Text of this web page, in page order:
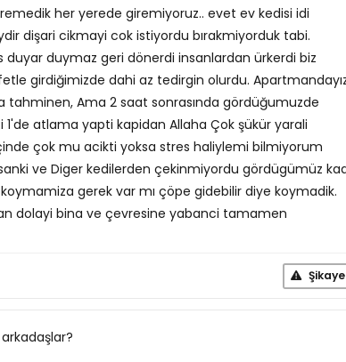
her yerede giremiyoruz.. evet ev kedisi idi
dişari cikmayi cok istiyordu bırakmiyorduk tabi.
duymaz geri dönerdi insanlardan ürkerdi biz
girdiğimizde dahi az tedirgin olurdu.
tahminen, Ama 2 saat sonrasında gördüğumuzde
atlama yapti kapidan Allaha Çok şükür yarali
çok mu acikti yoksa stres haliylemi bilmiyorum
ve Diger kedilerden çekinmiyordu gördügümüz
gerek var mı çöpe gidebilir diye koymadik.
dolayi bina ve çevresine yabanci tamamen